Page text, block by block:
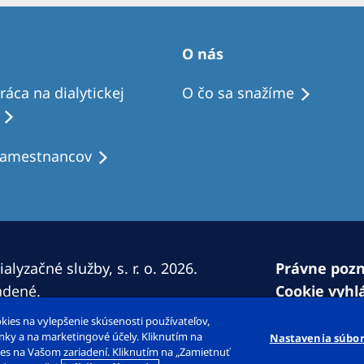
na dialytickej
O nás
O čo sa snažíme
služby, s. r. o. 2026.
Právne
Cookie
Mapa
na vylepšenie skúsenosti používateľov,
a na marketingové účely. Kliknutím na
na Vašom zariadení. Kliknutím na „Zamietnuť
Nastavenia